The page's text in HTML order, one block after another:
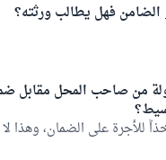
الضامن فهل يطالب ورثته؟
من صاحب المحل مقابل
للأجرة على الضمان، وهذا